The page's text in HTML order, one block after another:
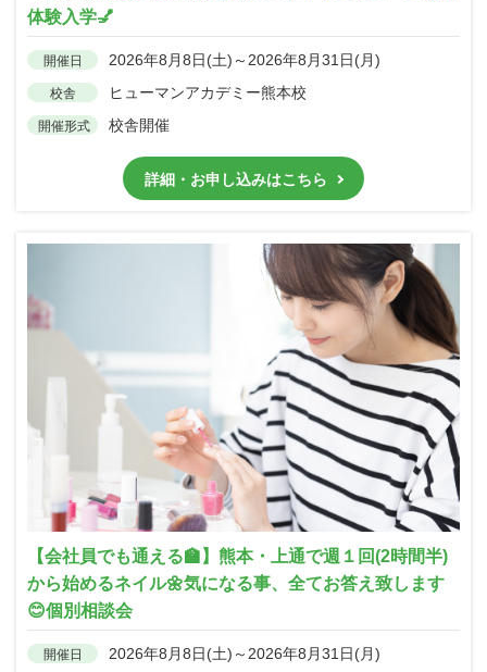
体験入学💅
開催日 2026年8月8日(土)～2026年8月31日(月)
校舎 ヒューマンアカデミー熊本校
開催形式 校舎開催
詳細・お申し込みはこちら
【会社員でも通える🏫】熊本・上通で週１回(2時間半)
から始めるネイル🌼気になる事、全てお答え致します
😊個別相談会
開催日 2026年8月8日(土)～2026年8月31日(月)